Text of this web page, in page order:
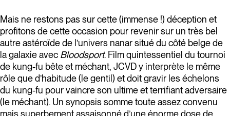
Mais ne restons pas sur cette (immense !) déception et
profitons de cette occasion pour revenir sur un très bel
autre astéroïde de l’univers nanar situé du côté belge de
la galaxie avec Bloodsport. Film quintessentiel du tournoi
de kung-fu bête et méchant, JCVD y interprète le même
rôle que d’habitude (le gentil) et doit gravir les échelons
du kung-fu pour vaincre son ultime et terrifiant adversaire
(le méchant). Un synopsis somme toute assez convenu